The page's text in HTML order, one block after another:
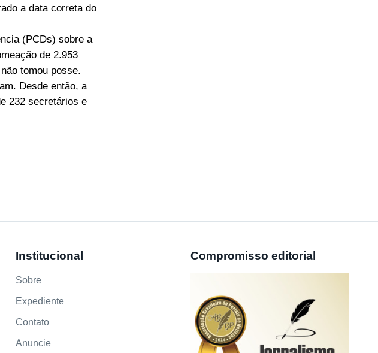
a data correta do
(PCDs) sobre a
de 2.953
tomou posse.
Desde então, a
232 secretários e
Institucional
Sobre
Expediente
Contato
Anuncie
Compromisso editorial